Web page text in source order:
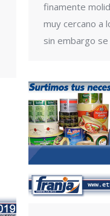
finamente
muy cercano a
sin embargo